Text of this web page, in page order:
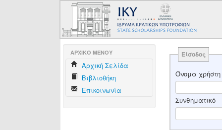
AΡΧΙΚΟ ΜΕΝΟΥ
Aρχική Σελίδα
Βιβλιοθήκη
Επικοινωνία
Είσοδος
Όνομα χρήστη
Συνθηματικό